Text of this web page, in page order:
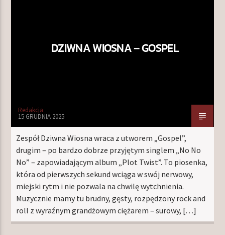
DZIWNA WIOSNA – GOSPEL
Redakcja
15 GRUDNIA 2025
Zespół Dziwna Wiosna wraca z utworem „Gospel”,
drugim – po bardzo dobrze przyjętym singlem „No No
No” – zapowiadającym album „Plot Twist”. To piosenka,
która od pierwszych sekund wciąga w swój nerwowy,
miejski rytm i nie pozwala na chwilę wytchnienia.
Muzycznie mamy tu brudny, gęsty, rozpędzony rock and
roll z wyraźnym grandżowym ciężarem – surowy, […]